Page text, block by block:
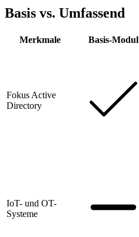
Basis vs. Umfassend
Merkmale Basis-Modul
Fokus Active
Directory
IoT- und OT-
Systeme